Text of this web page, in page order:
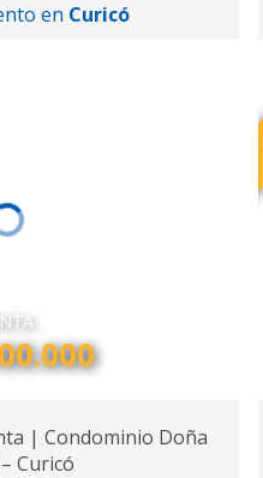
en Curicó
| Condominio Doña
Curicó